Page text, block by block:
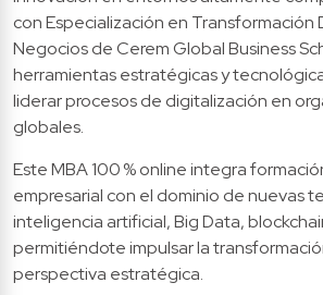
con Especialización en Transformación
Negocios de Cerem Global Business
herramientas estratégicas y
liderar procesos de digitalización en
globales.
Este MBA 100 % online integra
empresarial con el dominio de nuevas
inteligencia artificial, Big Data,
permitiéndote impulsar la
perspectiva estratégica.